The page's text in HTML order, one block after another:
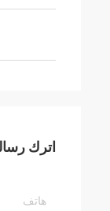
اترك